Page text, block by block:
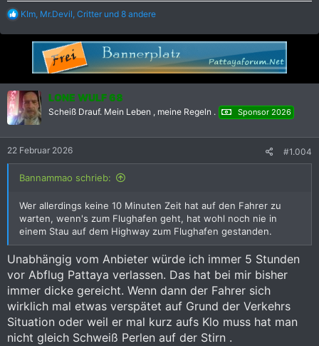
R
a
o
n
e
n
:
KIm Mr.Devil Critter und 8 andere
LONE WULF 68
Scheiß Drauf. Mein Leben , meine Regeln . Sponsor 2026
22 Februar 2026 #1.004
Bannammao schrieb:
Wer allerdings keine 10 Minuten Zeit hat auf den Fahrer zu
warten, wenn's zum Flughafen geht, hat wohl noch nie in
einem Stau auf dem Highway zum Flughafen gestanden.
Unabhängig vom Anbieter würde ich immer 5 Stunden
vor Abflug Pattaya verlassen. Das hat bei mir bisher
immer dicke gereicht. Wenn dann der Fahrer sich
wirklich mal etwas verspätet auf Grund der Verkehrs
Situation oder weil er mal kurz aufs Klo muss hat man
nicht gleich Schweiß Perlen auf der Stirn .